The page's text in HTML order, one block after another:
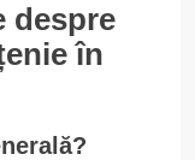
despre
în